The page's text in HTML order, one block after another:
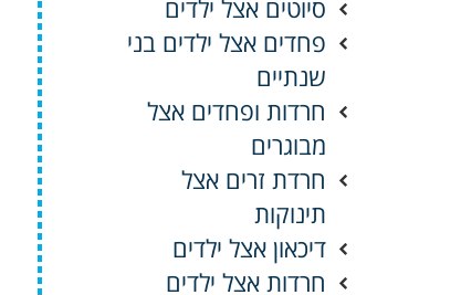
סיוטים אצל ילדים
פחדים אצל ילדים בני
שנתיים
חרדות ופחדים אצל
מבוגרים
חרדת זרים אצל
תינוקות
דיכאון אצל ילדים
חרדות אצל ילדים